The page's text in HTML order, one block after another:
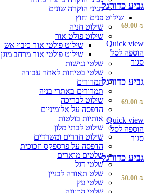
מגיני הוקרה שונים
שילוט פנים וחוץ
שילוט חניה
שילוט פולט אור
שילוט פולטי אור כיבוי אש
שילוט פולטי אור מרחב מוגן
שלטי נגישות
שלטי בטיחות לאתר עבודה
תמרורים
תמרורים באתרי בניה
שילוט לבריכה
הדפסה על אלומיניום
אותיות בולטות
שילוט לבתי מלון
שילוט חדרים ומשרדים
הדפסה על פרספקס וזכוכית
שלטים מוארים
שלטי דגל
שלט תאורה לבניין
שלטי עץ
גביע כדורגל
69.00 ₪
Quick view
הוספה לסל
סגור
גביע כדורגל
69.00 ₪
Quick view
הוספה לסל
סגור
גביע כדורגל
50.00 ₪